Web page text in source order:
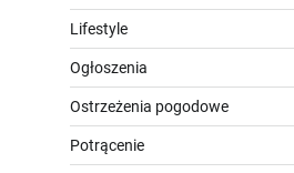
Lifestyle
Ogłoszenia
Ostrzeżenia pogodowe
Potrącenie